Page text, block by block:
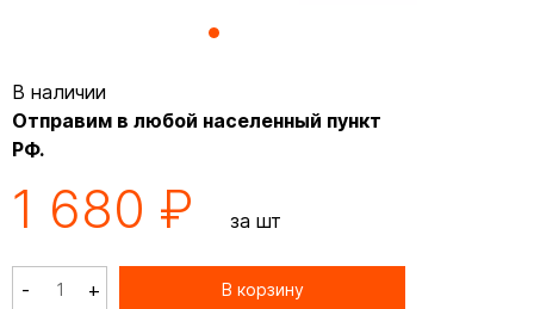
В наличии
Отправим в любой населенный пункт
РФ.
1 680 ₽ за шт
- + В корзину